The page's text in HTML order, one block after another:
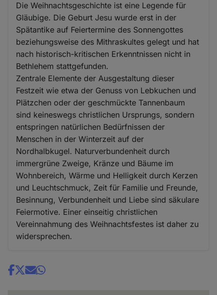
Die Weihnachtsgeschichte ist eine Legende für
Gläubige. Die Geburt Jesu wurde erst in der
Spätantike auf Feiertermine des Sonnengottes
beziehungsweise des Mithraskultes gelegt und hat
nach historisch-kritischen Erkenntnissen nicht in
Bethlehem stattgefunden.
Zentrale Elemente der Ausgestaltung dieser
Festzeit wie etwa der Genuss von Lebkuchen und
Plätzchen oder der geschmückte Tannenbaum
sind keineswegs christlichen Ursprungs, sondern
entspringen natürlichen Bedürfnissen der
Menschen in der Winterzeit auf der
Nordhalbkugel. Naturverbundenheit durch
immergrüne Zweige, Kränze und Bäume im
Wohnbereich, Wärme und Helligkeit durch Kerzen
und Leuchtschmuck, Zeit für Familie und Freunde,
Besinnung, Verbundenheit und Liebe sind säkulare
Feiermotive. Einer einseitig christlichen
Vereinnahmung des Weihnachtsfestes ist daher zu
widersprechen.
Share